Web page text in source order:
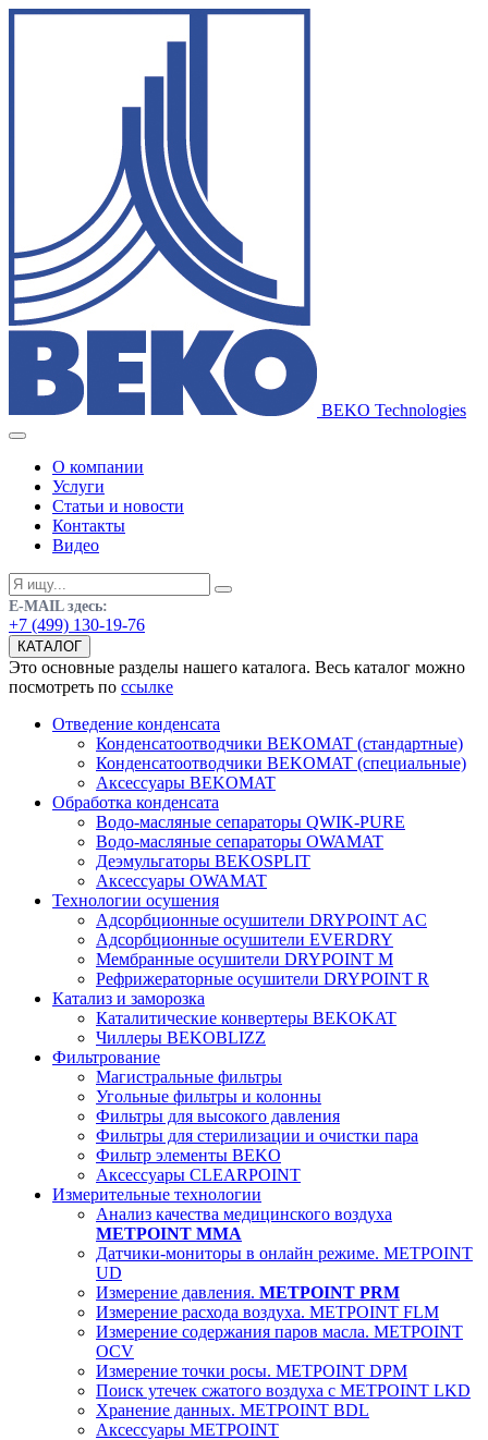
BEKO Technologies
О компании
Услуги
Статьи и новости
Контакты
Видео
E-MAIL здесь:
+7 (499) 130-19-76
КАТАЛОГ
Это основные разделы нашего каталога. Весь каталог можно
посмотреть по ссылке
Отведение конденсата
Конденсатоотводчики BEKOMAT (стандартные)
Конденсатоотводчики BEKOMAT (специальные)
Аксессуары BEKOMAT
Обработка конденсата
Водо-масляные сепараторы QWIK-PURE
Водо-масляные сепараторы OWAMAT
Деэмульгаторы BEKOSPLIT
Аксессуары OWAMAT
Технологии осушения
Адсорбционные осушители DRYPOINT AC
Адсорбционные осушители EVERDRY
Мембранные осушители DRYPOINT M
Рефрижераторные осушители DRYPOINT R
Катализ и заморозка
Каталитические конвертеры BEKOKAT
Чиллеры BEKOBLIZZ
Фильтрование
Магистральные фильтры
Угольные фильтры и колонны
Фильтры для высокого давления
Фильтры для стерилизации и очистки пара
Фильтр элементы BEKO
Аксессуары CLEARPOINT
Измерительные технологии
Анализ качества медицинского воздуха
METPOINT MMA
Датчики-мониторы в онлайн режиме. METPOINT
UD
Измерение давления. METPOINT PRM
Измерение расхода воздуха. METPOINT FLM
Измерение содержания паров масла. METPOINT
OCV
Измерение точки росы. METPOINT DPM
Поиск утечек сжатого воздуха с METPOINT LKD
Хранение данных. METPOINT BDL
Аксессуары METPOINT